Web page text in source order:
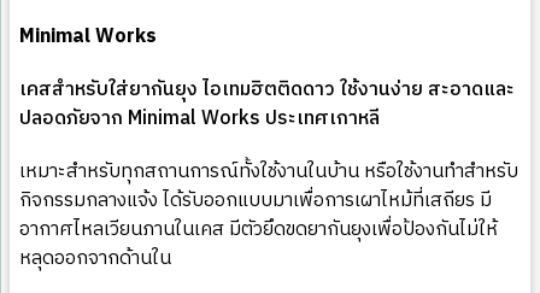
Minimal Works
เคสสำหรับใส่ยากันยุง ไอเทมฮิตติดดาว ใช้งานง่าย สะอาดและ
ปลอดภัยจาก Minimal Works ประเทศเกาหลี
เหมาะสำหรับทุกสถานการณ์ทั้งใช้งานในบ้าน หรือใช้งานทำสำหรับ
กิจกรรมกลางแจ้ง ได้รับออกแบบมาเพื่อการเผาไหม้ที่เสถียร มี
อากาศไหลเวียนภานในเคส มีตัวยึดขดยากันยุงเพื่อป้องกันไม่ให้
หลุดออกจากด้านใน